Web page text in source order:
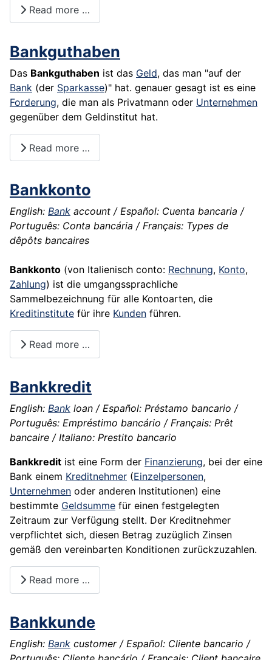
Read more …
Bankguthaben
Das Bankguthaben ist das Geld, das man "auf der
Bank (der Sparkasse)" hat. genauer gesagt ist es eine
Forderung, die man als Privatmann oder Unternehmen
gegenüber dem Geldinstitut hat.
Read more …
Bankkonto
English: Bank account / Español: Cuenta bancaria /
Português: Conta bancária / Français: Types de
dêpôts bancaires
Bankkonto (von Italienisch conto: Rechnung, Konto,
Zahlung) ist die umgangssprachliche
Sammelbezeichnung für alle Kontoarten, die
Kreditinstitute für ihre Kunden führen.
Read more …
Bankkredit
English: Bank loan / Español: Préstamo bancario /
Português: Empréstimo bancário / Français: Prêt
bancaire / Italiano: Prestito bancario
Bankkredit ist eine Form der Finanzierung, bei der eine
Bank einem Kreditnehmer (Einzelpersonen,
Unternehmen oder anderen Institutionen) eine
bestimmte Geldsumme für einen festgelegten
Zeitraum zur Verfügung stellt. Der Kreditnehmer
verpflichtet sich, diesen Betrag zuzüglich Zinsen
gemäß den vereinbarten Konditionen zurückzuzahlen.
Read more …
Bankkunde
English: Bank customer / Español: Cliente bancario /